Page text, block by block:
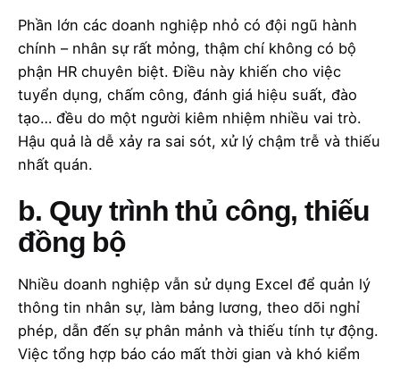
Phần lớn các doanh nghiệp nhỏ có đội ngũ hành
chính – nhân sự rất mỏng, thậm chí không có bộ
phận HR chuyên biệt. Điều này khiến cho việc
tuyển dụng, chấm công, đánh giá hiệu suất, đào
tạo… đều do một người kiêm nhiệm nhiều vai trò.
Hậu quả là dễ xảy ra sai sót, xử lý chậm trễ và thiếu
nhất quán.
b. Quy trình thủ công, thiếu
đồng bộ
Nhiều doanh nghiệp vẫn sử dụng Excel để quản lý
thông tin nhân sự, làm bảng lương, theo dõi nghỉ
phép, dẫn đến sự phân mảnh và thiếu tính tự động.
Việc tổng hợp báo cáo mất thời gian và khó kiểm